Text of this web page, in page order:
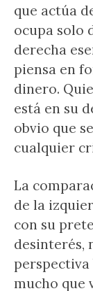
que actúa
ocupa solo
derecha
piensa en
dinero.
está en su
obvio que
cualquier
La
de la
con su
desinterés,
mucho que